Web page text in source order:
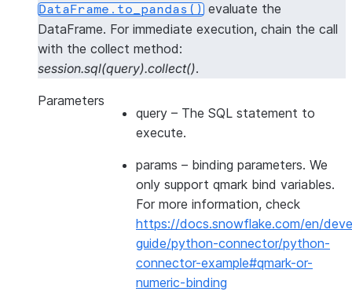
DataFrame.to_pandas() evaluate the
DataFrame. For immediate execution, chain the call
with the collect method:
session.sql(query).collect().
Parameters
query – The SQL statement to
execute.
params – binding parameters. We
only support qmark bind variables.
For more information, check
https://docs.snowflake.com/en/
guide/python-connector/python-
connector-example#qmark-or-
numeric-binding